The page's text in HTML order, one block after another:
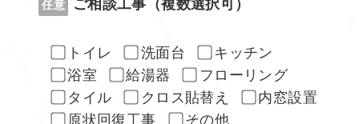
任意 ご相談工事（複数選択可）
トイレ 洗面台
キッチン
浴室
給湯器
フローリング
タイル
クロス貼替え
内窓設置
原状回復工事
その他